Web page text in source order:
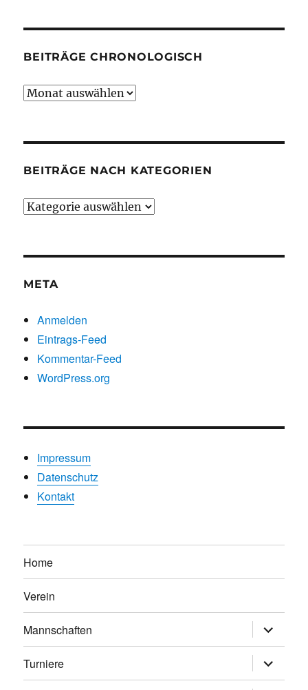
BEITRÄGE CHRONOLOGISCH
Beiträge
BEITRÄGE NACH KATEGORIEN
Beiträge
META
Anmelden
Eintrags-Feed
Kommentar-Feed
WordPress.org
Impressum
Datenschutz
Kontakt
Home
Verein
Mannschaften
anzeigen
Turniere
anzeigen